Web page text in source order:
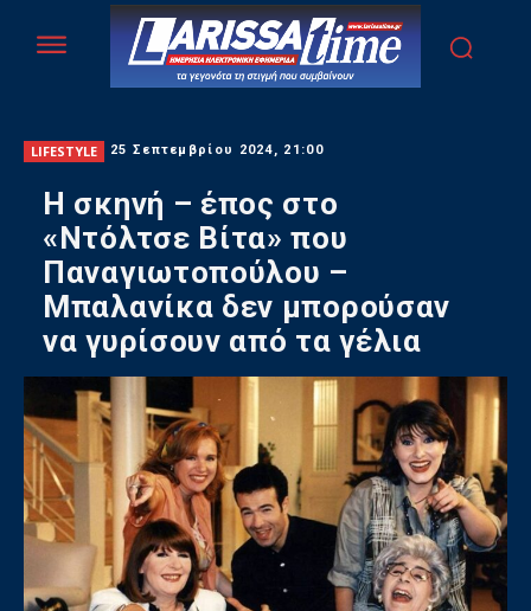
LIFESTYLE 25 Σεπτεμβρίου 2024, 21:00
Η σκηνή – έπος στο
«Ντόλτσε Βίτα» που
Παναγιωτοπούλου –
Μπαλανίκα δεν μπορούσαν
να γυρίσουν από τα γέλια